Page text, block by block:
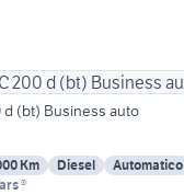
d (bt) Business auto
Km Diesel Automatico
®